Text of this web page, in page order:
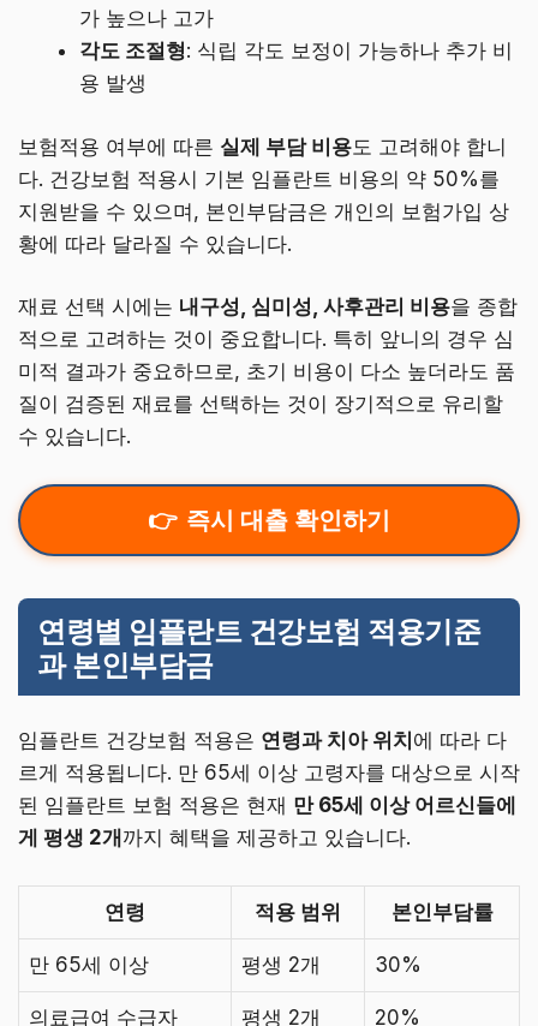
가 높으나 고가
각도 조절형: 식립 각도 보정이 가능하나 추가 비
용 발생
보험적용 여부에 따른 실제 부담 비용도 고려해야 합니
다. 건강보험 적용시 기본 임플란트 비용의 약 50%를
지원받을 수 있으며, 본인부담금은 개인의 보험가입 상
황에 따라 달라질 수 있습니다.
재료 선택 시에는 내구성, 심미성, 사후관리 비용을 종합
적으로 고려하는 것이 중요합니다. 특히 앞니의 경우 심
미적 결과가 중요하므로, 초기 비용이 다소 높더라도 품
질이 검증된 재료를 선택하는 것이 장기적으로 유리할
수 있습니다.
즉시 대출 확인하기
연령별 임플란트 건강보험 적용기준
과 본인부담금
임플란트 건강보험 적용은 연령과 치아 위치 에 따라 다
르게 적용됩니다. 만 65세 이상 고령자를 대상으로 시작
된 임플란트 보험 적용은 현재 만 65세 이상 어르신들에
게 평생 2개 까지 혜택을 제공하고 있습니다.
연령 적용 범위 본인부담률
만 65세 이상 평생 2개 30%
의료급여 수급자 평생 2개 20%